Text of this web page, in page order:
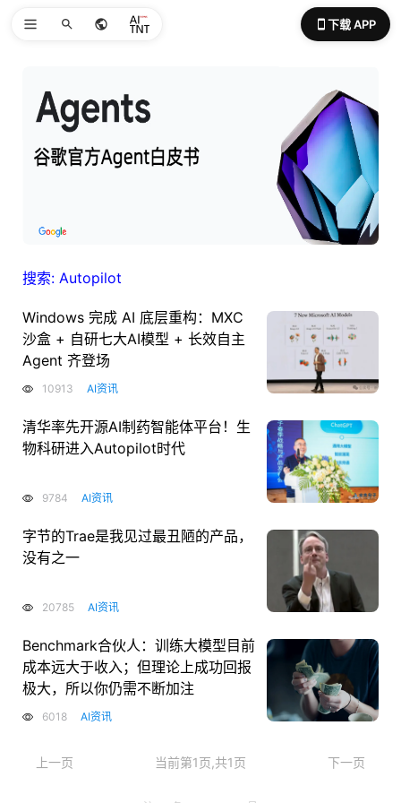
下载 APP
搜索: Autopilot
Windows 完成 AI 底层重构：MXC
沙盒 + 自研七大AI模型 + 长效自主
Agent 齐登场
10913 AI资讯
清华率先开源AI制药智能体平台！生
物科研进入Autopilot时代
9784 AI资讯
字节的Trae是我见过最丑陋的产品，
没有之一
20785 AI资讯
Benchmark合伙人：训练大模型目前
成本远大于收入；但理论上成功回报
极大，所以你仍需不断加注
6018 AI资讯
上一页 当前第1页,共1页 下一页